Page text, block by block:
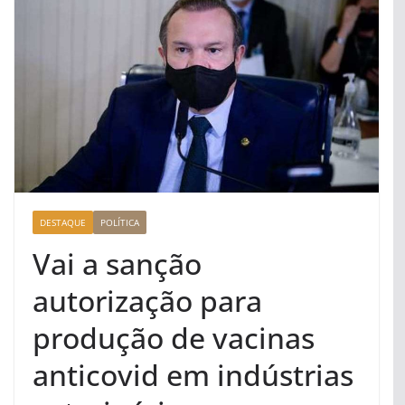
DESTAQUE POLÍTICA
Vai a sanção
autorização para
produção de vacinas
anticovid em indústrias